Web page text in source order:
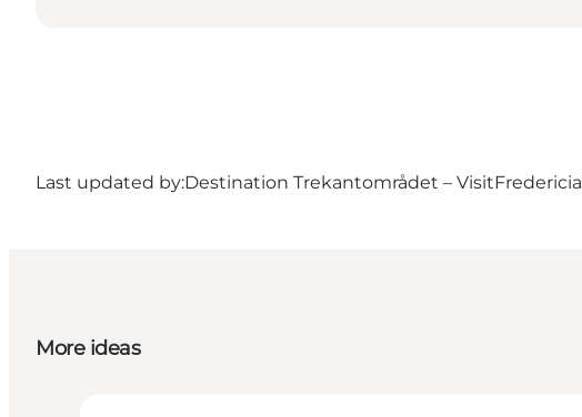
Last updated by:Destination Trekantområdet – VisitFredericia
More ideas